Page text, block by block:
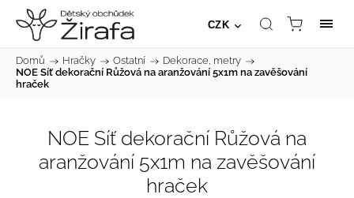
CZK
Domů / Hračky / Ostatní / Dekorace, metry /
NOE Síť dekorační Růžová na aranžování 5x1m na zavěšování
hraček
NOE Síť dekorační Růžová na
aranžování 5x1m na zavěšování
hraček